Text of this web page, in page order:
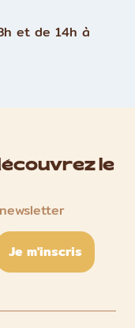
et de 14h à
le
Je m'inscris